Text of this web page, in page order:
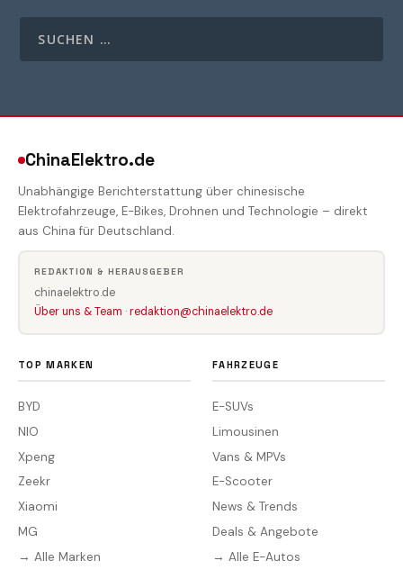
ChinaElektro.de
Unabhängige Berichterstattung über chinesische
Elektrofahrzeuge, E-Bikes, Drohnen und Technologie – direkt
aus China für Deutschland.
REDAKTION & HERAUSGEBER
chinaelektro.de
Über uns & Team ·redaktion@chinaelektro.de
TOP MARKEN
BYD
NIO
Xpeng
Zeekr
Xiaomi
MG
→ Alle Marken
FAHRZEUGE
E-SUVs
Limousinen
Vans & MPVs
E-Scooter
News & Trends
Deals & Angebote
→ Alle E-Autos